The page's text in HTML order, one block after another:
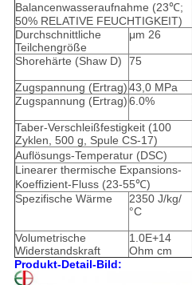
Balancenwasseraufnahme (23℃;
50% RELATIVE FEUCHTIGKEIT)
Durchschnittliche
Teilchengröße
μm 26
Shorehärte (Shaw D) 75
Zugspannung (Ertrag)43,0 MPa
Zugspannung (Ertrag)6.0%
Taber-Verschleißfestigkeit (100
Zyklen, 500 g, Spule CS-17)
Auflösungs-Temperatur (DSC)
Linearer thermische Expansions-
Koeffizient-Fluss (23-55℃)
Spezifische Wärme
2350 J/kg/
°C
Volumetrische
Widerstandskraft
1.0E+14
Ohm cm
Produkt-Detail-Bild: